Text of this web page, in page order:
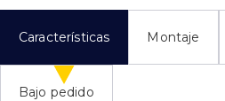
Características Montaje
Bajo pedido